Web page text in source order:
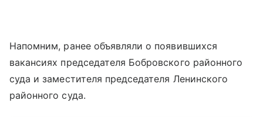
Напомним, ранее объявляли о появившихся
вакансиях председателя Бобровского районного
суда и заместителя председателя Ленинского
районного суда.